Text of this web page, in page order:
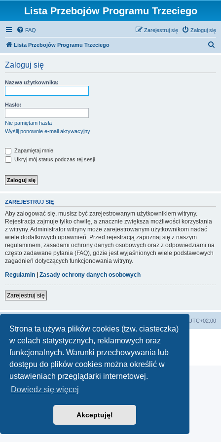
Strona ta używa plików cookies (tzw. ciasteczka)
w celach statystycznych, reklamowych oraz
funkcjonalnych. Warunki przechowywania lub
dostępu do plików cookies można określić w
ustawieniach przeglądarki internetowej.
Dowiedz się więcej
Akceptuję!
Lista Przebojów Programu Trzeciego
FAQ Zaloguj się
Zarejestruj się
Lista Przebojów Programu Trzeciego
Zaloguj się
Nazwa użytkownika:
Hasło:
Nie pamiętam hasła
Wyślij ponownie e-mail aktywacyjny
Zapamiętaj mnie
Ukryj mój status podczas tej sesji
ZAREJESTRUJ SIĘ
Aby zalogować się, musisz być zarejestrowanym użytkownikiem witryny.
Rejestracja zajmuje tylko chwilę, a znacznie zwiększa możliwości korzystania
z witryny. Administrator witryny może zarejestrowanym użytkownikom nadać
wiele dodatkowych uprawnień. Przed rejestracją zapoznaj się z naszym
regulaminem, zasadami ochrony danych osobowych oraz z odpowiedziami na
często zadawane pytania (FAQ), gdzie jest wyjaśnionych wiele podstawowych
zagadnień dotyczących funkcjonowania witryny.
Regulamin | Zasady ochrony danych osobowych
Zarejestruj się
UTC+02:00
Technologię dostarczaphpBB ® Forum Software © phpBB Limited
Zasady ochrony danych osobowych|Regulamin